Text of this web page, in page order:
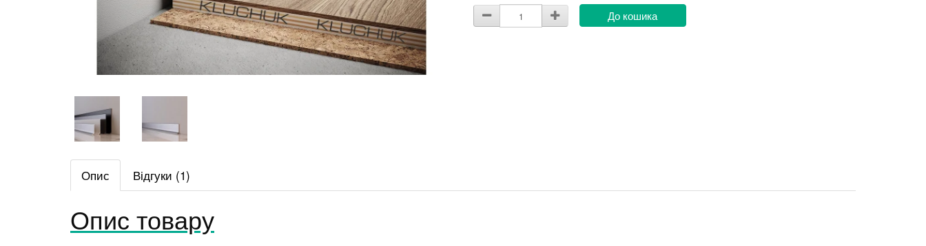
До кошика
Опис Відгуки (1)
Опис товару